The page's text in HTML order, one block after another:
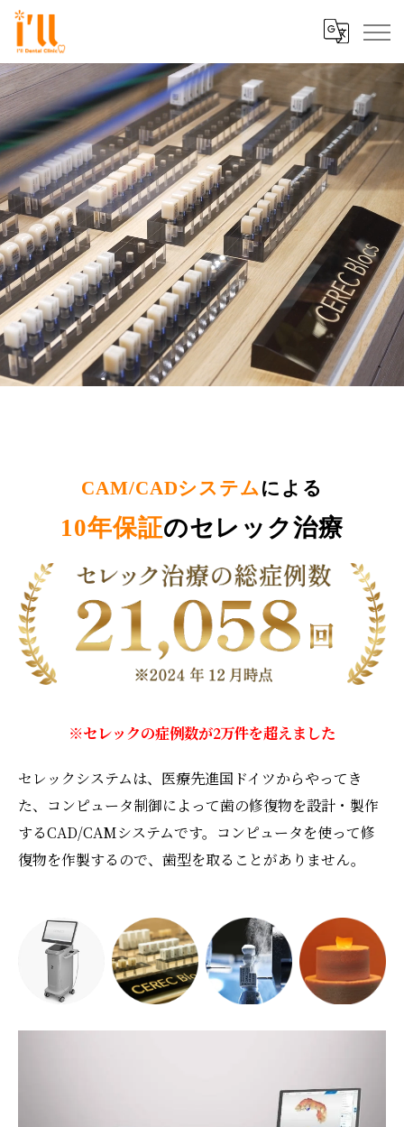
CAM/CADシステムによる
10年保証のセレック治療
※セレックの症例数が2万件を超えました
セレックシステムは、医療先進国ドイツからやってき
た、コンピュータ制御によって歯の修復物を設計・製作
するCAD/CAMシステムです。コンピュータを使って修
復物を作製するので、歯型を取ることがありません。